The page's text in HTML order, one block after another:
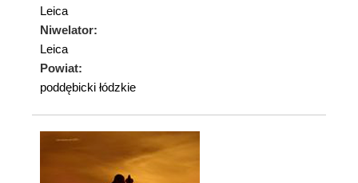
Leica
Niwelator:
Leica
Powiat:
poddębicki łódzkie